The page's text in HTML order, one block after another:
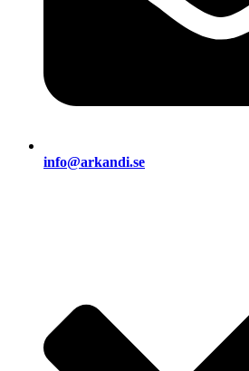
info@arkandi.se